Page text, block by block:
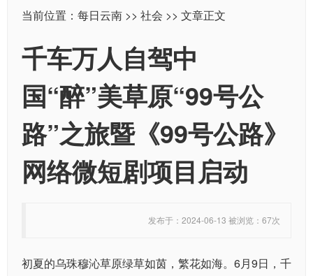
当前位置： 每日云南 >> 社会 >> 文章正文
千车万人自驾中
国“醉”美草原“99号公
路”之旅暨《99号公路》
网络微短剧项目启动
发布于：2024-06-13 被浏览：67次
初夏的乌珠穆沁草原绿草如茵，繁花如海。6月9日，千